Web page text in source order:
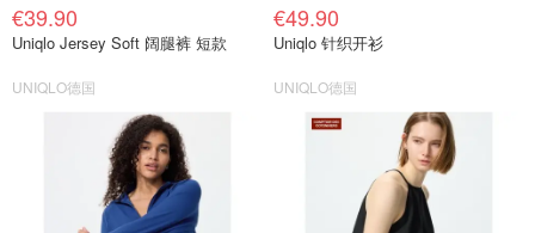
€39.90
Uniqlo Jersey Soft 阔腿裤 短款
UNIQLO德国
€49.90
Uniqlo 针织开衫
UNIQLO德国